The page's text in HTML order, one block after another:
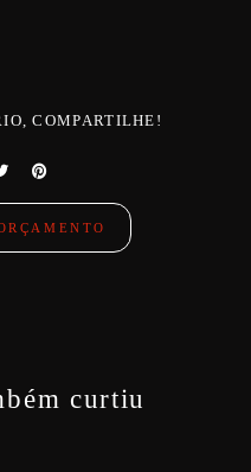
COMPARTILHE!
curtiu